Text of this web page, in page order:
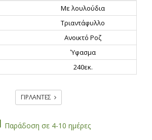
Με λουλούδια
Τριαντάφυλλο
Ανοικτό Ροζ
Ύφασμα
240εκ.
ΓΙΡΛΑΝΤΕΣ
Παράδοση σε 4-10 ημέρες